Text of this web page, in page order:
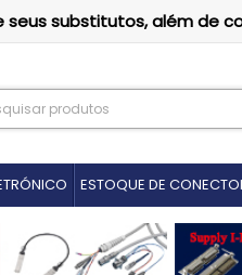
substitutos, além de
ESTOQUE DE